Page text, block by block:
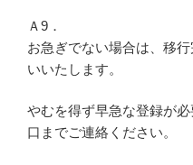
Ａ9．
お急ぎでない場合は、移
いいたします。
やむを得ず早急な登録が
口までご連絡ください。